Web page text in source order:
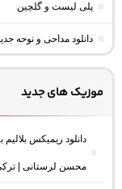
پلی لیست و گلچین
دانلود مداحی و نوحه
موزیک های جدید
دانلود ریمیکس
محسن لرستانی |